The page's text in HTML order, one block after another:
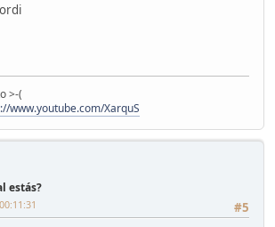
>-(
www.youtube.com/XarquS
estás?
#5